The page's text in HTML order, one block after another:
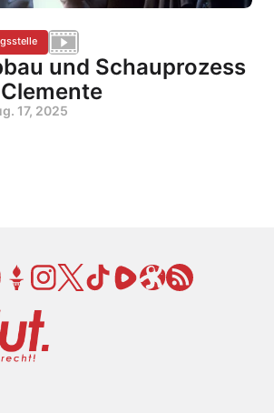
und Schauprozess
Clemente
17, 2025